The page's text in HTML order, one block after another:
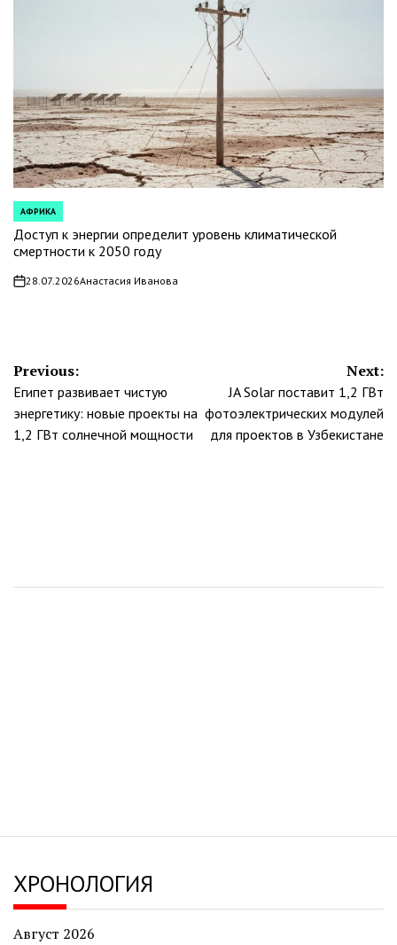
POSTED
IN
АФРИКА
Доступ к энергии определит уровень климатической
смертности к 2050 году
on28.07.2026Анастасия Иванова
Навигация
по
записям
Previous:
Египет развивает чистую
энергетику: новые проекты на
1,2 ГВт солнечной мощности
Next:
JA Solar поставит 1,2 ГВт
фотоэлектрических модулей
для проектов в Узбекистане
ХРОНОЛОГИЯ
Август 2026